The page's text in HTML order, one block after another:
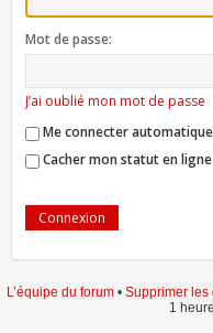
Mot de passe:
J’ai oublié mon mot de passe
Me connecter
Cacher mon statut en
L’équipe du forum• Supprimer les
1